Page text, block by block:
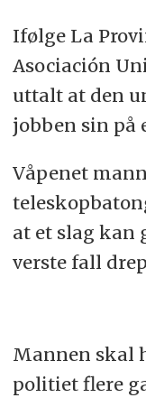
Ifølge La
Asociación
uttalt at den
jobben sin på
Våpenet
at et slag kan
verste fall
Mannen skal
politiet flere